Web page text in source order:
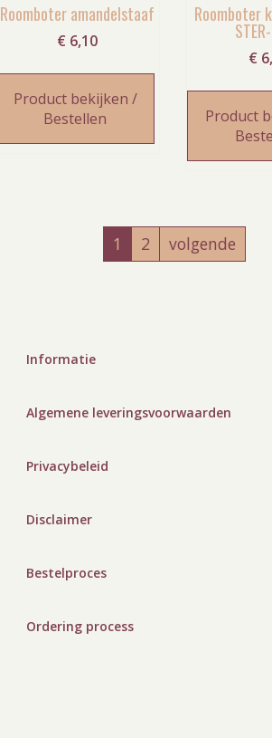
Roomboter amandelstaaf
€ 6,10
Product bekijken /
Bestellen
Roomboter
€
Product
1 2 volgende
Informatie
Algemene leveringsvoorwaarden
Privacybeleid
Disclaimer
Bestelproces
Ordering process